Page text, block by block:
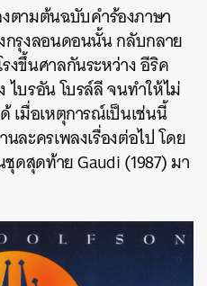
ตามต้นฉบับคำร้องภาษา
กรุงลอนดอนนั้น กลับกลาย
งขึ้นศาลกันระหว่าง อีริค
บรอัน โบรล์ลี จนทำให้ไม่
เมื่อเหตุการณ์เป็นเช่นนี้
ละครเพลงเรื่องต่อไป โดย
ดสุดท้าย Gaudi (1987) มา